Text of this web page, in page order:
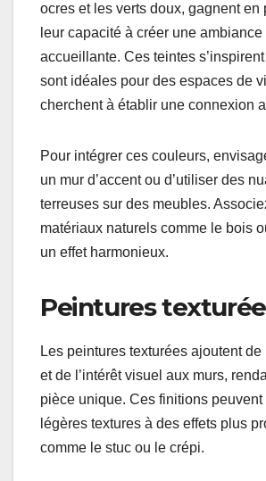
En 2024, les tendances de
concentrent sur des choix qui
durabilité, l’esthétique naturelle et
uniques. Les consommateurs
texturées et des produits
l’environnement.
Couleurs terreuses
ocres et les verts doux, gagnent en
leur capacité à créer une ambiance
accueillante. Ces teintes s’inspirent
sont idéales pour des espaces de
cherchent à établir une connexion
Pour intégrer ces couleurs,